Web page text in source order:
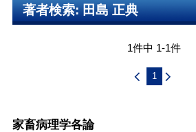
著者検索: 田島 正典
1件中 1-1件
1
家畜病理学各論